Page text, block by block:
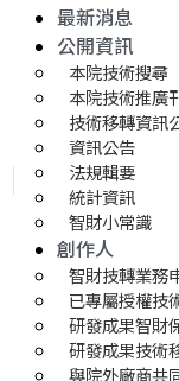
最新消息
公開資訊
本院技術搜尋
本院技術推廣
技術移轉資訊
資訊公告
法規輯要
統計資訊
智財小常識
創作人
智財技轉業務
已專屬授權技
研發成果智財
研發成果技術
與院外廠商共